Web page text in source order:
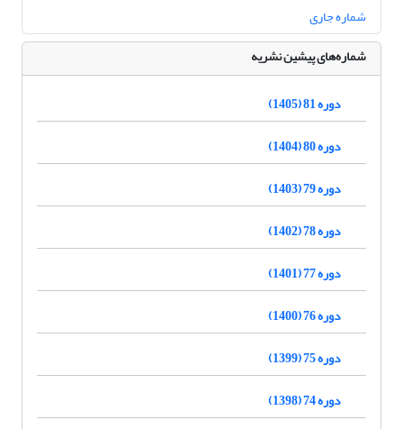
شماره جاری
شماره‌های پیشین نشریه
دوره 81 (1405)
دوره 80 (1404)
دوره 79 (1403)
دوره 78 (1402)
دوره 77 (1401)
دوره 76 (1400)
دوره 75 (1399)
دوره 74 (1398)